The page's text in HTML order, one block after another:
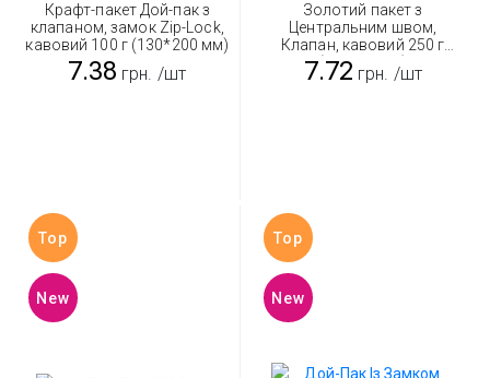
Крафт-пакет Дой-пак з
клапаном, замок Zip-Lock,
кавовий 100 г (130*200 мм)
7.38 грн. /шт
Золотий пакет з
Центральним швом,
Клапан, кавовий 250 г
(80*250 мм)
7.72 грн. /шт
Top
New
Top
New